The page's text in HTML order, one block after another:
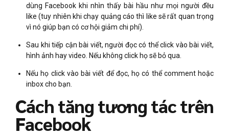
dùng Facebook khi nhìn thấy bài hầu như mọi người đều
like (tuy nhiên khi chạy quảng cáo thì like sẽ rất quan trọng
vì nó giúp bạn có cơ hội giảm chi phí).
Sau khi tiếp cận bài viết, người đọc có thể click vào bài viết,
hình ảnh hay video. Nếu không click họ sẽ bỏ qua.
Nếu họ click vào bài viết để đọc, họ có thể comment hoặc
inbox cho bạn.
Cách tăng tương tác trên
Facebook